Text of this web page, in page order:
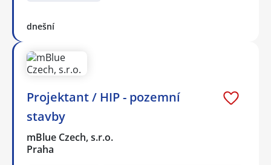
dnešní
Projektant / HIP - pozemní
stavby
mBlue Czech, s.r.o.
Praha